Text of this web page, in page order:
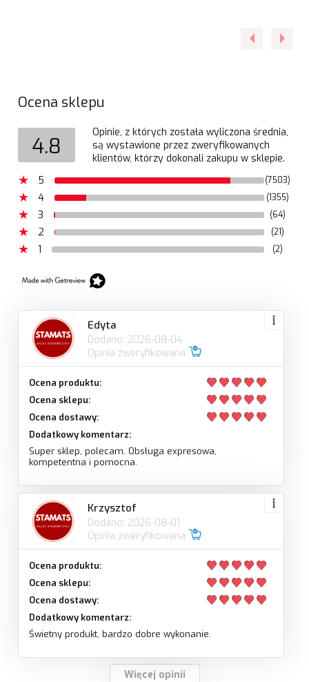
Ocena sklepu
4.8
Opinie, z których została wyliczona średnia,
są wystawione przez zweryfikowanych
klientów, którzy dokonali zakupu w sklepie.
5
(7503)
4 (1355)
3 (64)
2 (21)
1 (2)
Edyta
Dodano: 2026-08-04
Opinia zweryfikowana
Ocena produktu:
Ocena sklepu:
Ocena dostawy:
Dodatkowy komentarz:
Super sklep, polecam. Obsługa expresowa,
kompetentna i pomocna.
Krzysztof
Dodano: 2026-08-01
Opinia zweryfikowana
Ocena produktu:
Ocena sklepu:
Ocena dostawy:
Dodatkowy komentarz:
Świetny produkt, bardzo dobre wykonanie.
Więcej opinii